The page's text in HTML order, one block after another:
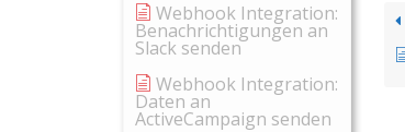
Webhook Integration:
Benachrichtigungen an
Slack senden
Webhook Integration:
Daten an
ActiveCampaign senden